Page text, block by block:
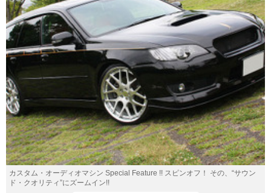
カスタム・オーディオマシン Special Feature !! スピンオフ！ その、“サウン
ド・クオリティ”にズームイン!!